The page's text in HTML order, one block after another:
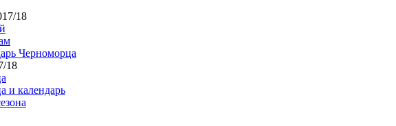
18
Черноморца
18
и календарь